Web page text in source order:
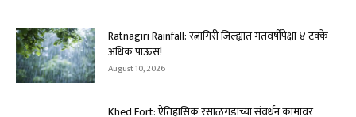
Ratnagiri Rainfall: रत्नागिरी जिल्ह्यात गतवर्षीपेक्षा ४ टक्के
अधिक पाऊस!
August 10, 2026
Khed Fort: ऐतिहासिक रसाळगडाच्या संवर्धन कामावर